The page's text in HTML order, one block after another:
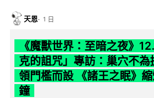
天恩 1 日
《魔獸世界：至暗之夜》
克的詛咒」專訪：巢穴不為
領門檻而設 《諸王之眠》
鐘